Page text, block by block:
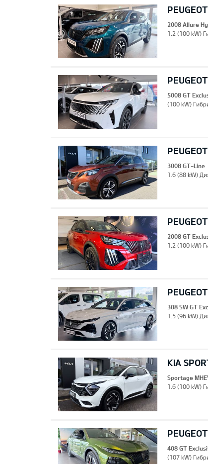
2008 Allure
1.2 (100 kW)
5008 GT
(100 kW)
3008 GT-Line
1.6 (88 kW)
2008 GT
1.2 (100 kW)
308 SW GT
1.5 (96 kW)
KIA
Sportage
1.6 (100 kW)
408 GT
(107 kW)